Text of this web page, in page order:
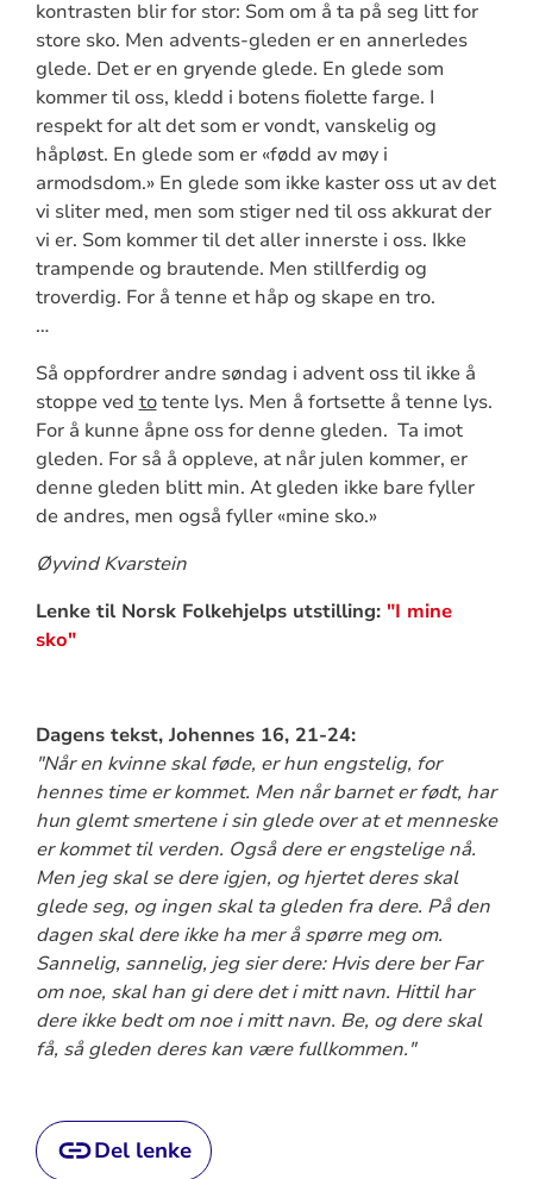
kontrasten blir for stor: Som om å ta på seg litt for
store sko. Men advents-gleden er en annerledes
glede. Det er en gryende glede. En glede som
kommer til oss, kledd i botens fiolette farge. I
respekt for alt det som er vondt, vanskelig og
håpløst. En glede som er «fødd av møy i
armodsdom.» En glede som ikke kaster oss ut av det
vi sliter med, men som stiger ned til oss akkurat der
vi er. Som kommer til det aller innerste i oss. Ikke
trampende og brautende. Men stillferdig og
troverdig. For å tenne et håp og skape en tro.
…
Så oppfordrer andre søndag i advent oss til ikke å
stoppe ved totente lys. Men å fortsette å tenne lys.
For å kunne åpne oss for denne gleden. Ta imot
gleden. For så å oppleve, at når julen kommer, er
denne gleden blitt min. At gleden ikke bare fyller
de andres, men også fyller «mine sko.»
Øyvind Kvarstein
Lenke til Norsk Folkehjelps utstilling: "I mine
sko"
Dagens tekst, Johennes 16, 21-24:
"Når en kvinne skal føde, er hun engstelig, for
hennes time er kommet. Men når barnet er født, har
hun glemt smertene i sin glede over at et menneske
er kommet til verden. Også dere er engstelige nå.
Men jeg skal se dere igjen, og hjertet deres skal
glede seg, og ingen skal ta gleden fra dere. På den
dagen skal dere ikke ha mer å spørre meg om.
Sannelig, sannelig, jeg sier dere: Hvis dere ber Far
om noe, skal han gi dere det i mitt navn. Hittil har
dere ikke bedt om noe i mitt navn. Be, og dere skal
få, så gleden deres kan være fullkommen."
Del lenke